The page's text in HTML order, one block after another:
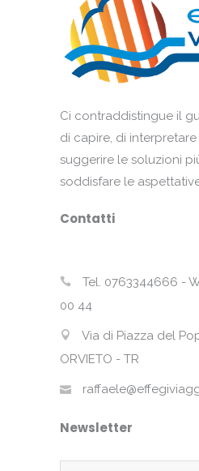
Ci contraddistingue il
di capire, di
suggerire le soluzioni
soddisfare le
Contatti
Tel. 0763344666 -
00 44
Via di Piazza del
ORVIETO - TR
Newsletter